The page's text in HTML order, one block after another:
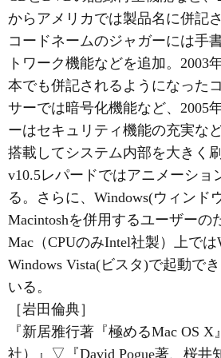
からアメリカでは製品名に併記
コードネームのジャガーには手
トワーク機能などを追加。2003
本でも併記されるようになった
サーでは暗号化機能など、2005
ーはセキュリティ機能の充実な
搭載してシステム内部を大きく
v10.5レパードではアニメーショ
る。さらに、Windows(ウィンド
Macintoshを併用するユーザーの
Mac（CPUのみIntel社製）上では
Windows Vista(ビスタ)で起動で
いる。
［岩田倫典］
『新居雅行著『極めるMac OS
社）』 ▽ 『David Pogue著、桜井